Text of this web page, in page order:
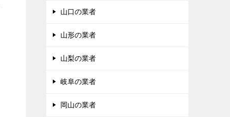
山口の業者
山形の業者
山梨の業者
岐阜の業者
岡山の業者